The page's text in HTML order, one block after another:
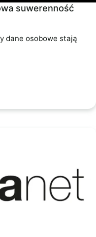
suwerenność
dane osobowe stają